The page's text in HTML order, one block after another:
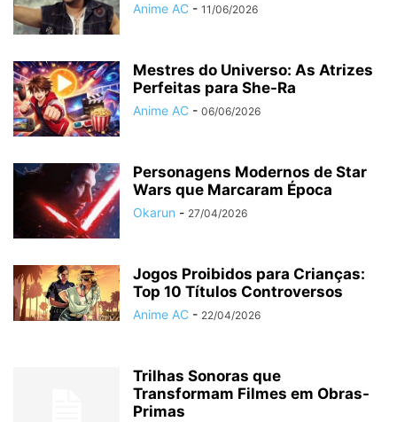
Anime AC - 11/06/2026
Mestres do Universo: As Atrizes
Perfeitas para She-Ra
Anime AC - 06/06/2026
Personagens Modernos de Star
Wars que Marcaram Época
Okarun - 27/04/2026
Jogos Proibidos para Crianças:
Top 10 Títulos Controversos
Anime AC - 22/04/2026
Trilhas Sonoras que
Transformam Filmes em Obras-
Primas